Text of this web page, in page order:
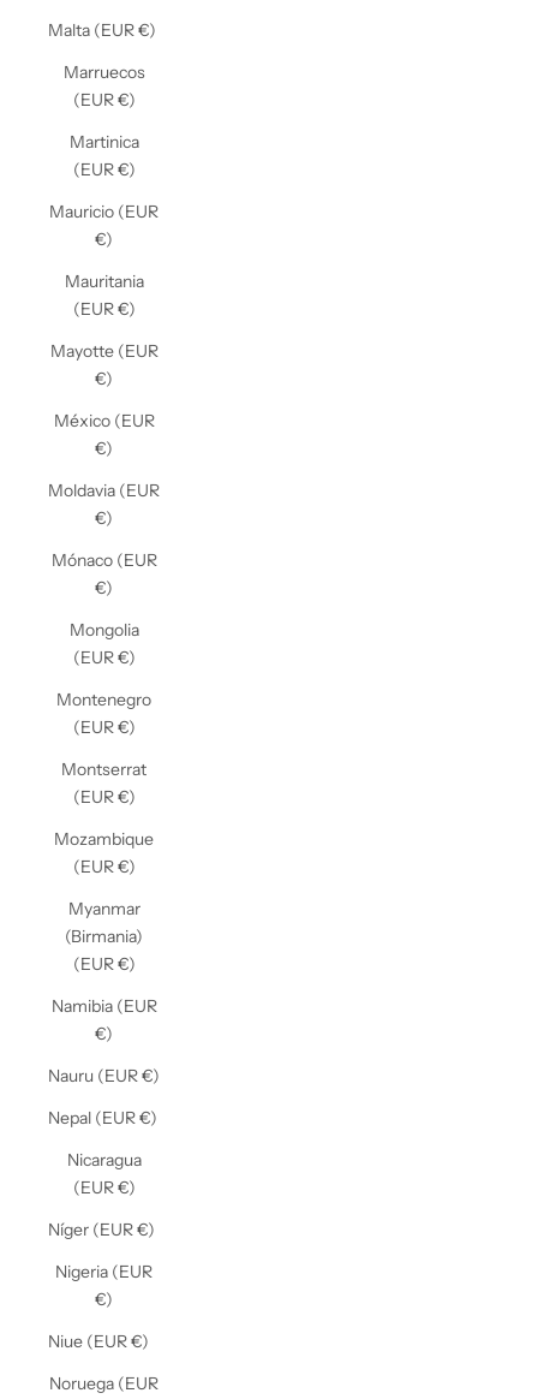
Malta (EUR €)
Marruecos
(EUR €)
Martinica
(EUR €)
Mauricio (EUR
€)
Mauritania
(EUR €)
Mayotte (EUR
€)
México (EUR
€)
Moldavia (EUR
€)
Mónaco (EUR
€)
Mongolia
(EUR €)
Montenegro
(EUR €)
Montserrat
(EUR €)
Mozambique
(EUR €)
Myanmar
(Birmania)
(EUR €)
Namibia (EUR
€)
Nauru (EUR €)
Nepal (EUR €)
Nicaragua
(EUR €)
Níger (EUR €)
Nigeria (EUR
€)
Niue (EUR €)
Noruega (EUR